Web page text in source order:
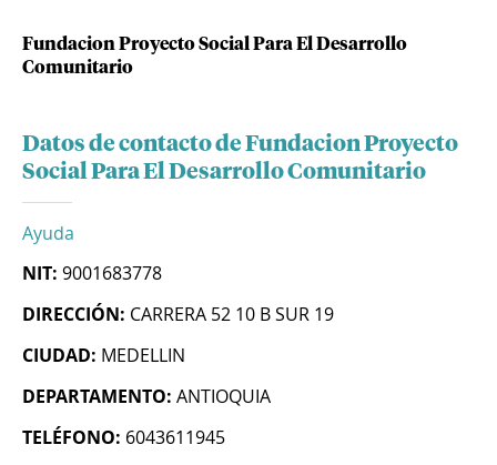
Fundacion Proyecto Social Para El Desarrollo
Comunitario
Datos de contacto de Fundacion Proyecto
Social Para El Desarrollo Comunitario
Ayuda
NIT: 9001683778
DIRECCIÓN: CARRERA 52 10 B SUR 19
CIUDAD: MEDELLIN
DEPARTAMENTO: ANTIOQUIA
TELÉFONO: 6043611945